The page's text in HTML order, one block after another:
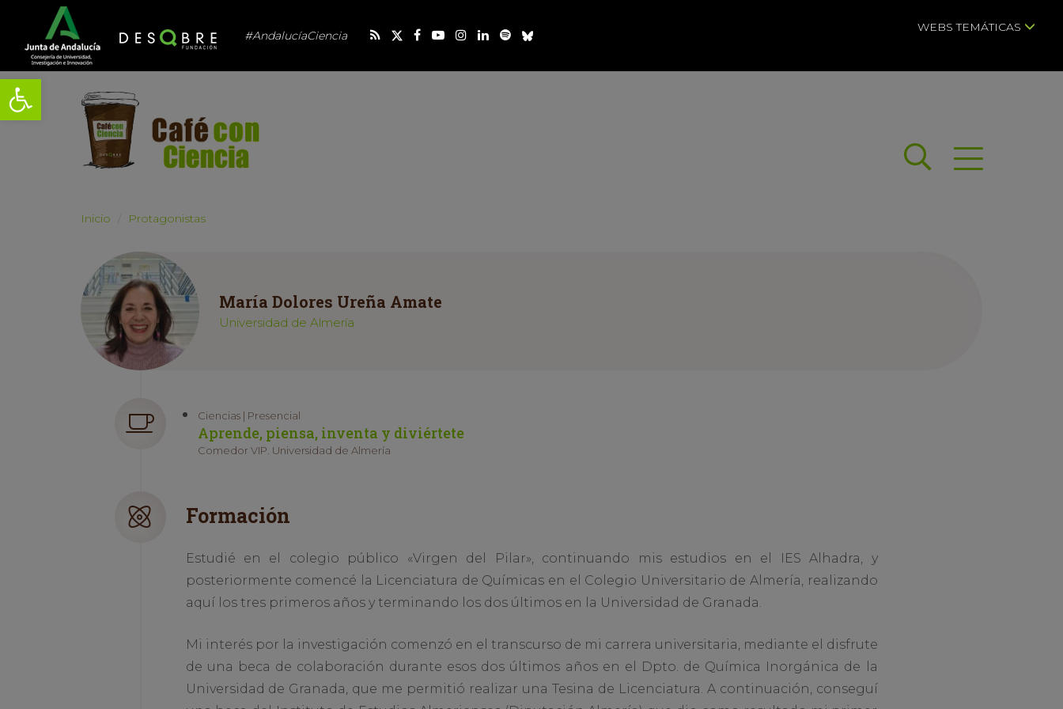
Abrir barra de herramientas
#AndalucíaCiencia
WEBS TEMÁTICAS
BuscarAbrir menú
Inicio Protagonistas
María Dolores Ureña Amate
Universidad de Almería
Ciencias | Presencial
Aprende, piensa, inventa y diviértete
Comedor VIP. Universidad de Almería
Formación
Estudié en el colegio público «Virgen del Pilar», continuando mis estudios en el IES Alhadra, y
posteriormente comencé la Licenciatura de Químicas en el Colegio Universitario de Almería, realizando
aquí los tres primeros años y terminando los dos últimos en la Universidad de Granada.
Mi interés por la investigación comenzó en el transcurso de mi carrera universitaria, mediante el disfrute
de una beca de colaboración durante esos dos últimos años en el Dpto. de Química Inorgánica de la
Universidad de Granada, que me permitió realizar una Tesina de Licenciatura. A continuación, conseguí